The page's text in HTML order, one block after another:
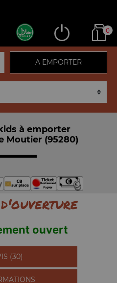
0
A EMPORTER
à emporter
Moutier (95280)
ouvert
(30)